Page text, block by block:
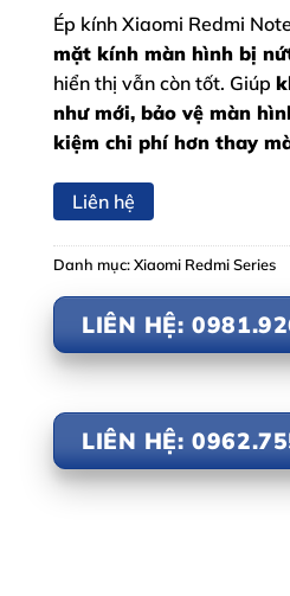
Ép kính Xiaomi Redmi
mặt kính màn hình bị
hiển thị vẫn còn tốt. Giúp
như mới, bảo vệ màn
kiệm chi phí hơn thay
Liên hệ
Danh mục:Xiaomi Redmi Series
LIÊN HỆ:
LIÊN HỆ: